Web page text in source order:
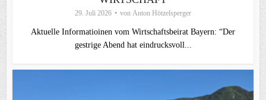
29. Juli 2026 von Anton Hötzelsperger
Aktuelle Informatioinen vom Wirtschaftsbeirat Bayern: “Der
gestrige Abend hat eindrucksvoll...